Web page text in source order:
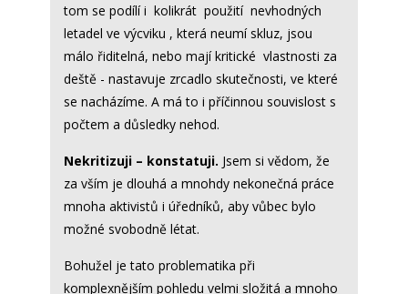
tom se podílí i kolikrát použití nevhodných
letadel ve výcviku , která neumí skluz, jsou
málo řiditelná, nebo mají kritické vlastnosti za
deště - nastavuje zrcadlo skutečnosti, ve které
se nacházíme. A má to i příčinnou souvislost s
počtem a důsledky nehod.
Nekritizuji – konstatuji. Jsem si vědom, že
za vším je dlouhá a mnohdy nekonečná práce
mnoha aktivistů i úředníků, aby vůbec bylo
možné svobodně létat.
Bohužel je tato problematika při
komplexnějším pohledu velmi složitá a mnoho